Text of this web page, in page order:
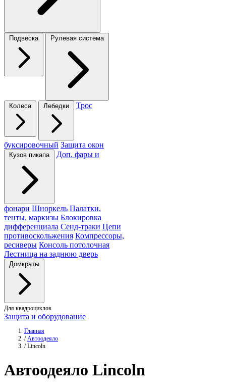
Подвеска Рулевая система
Колеса Лебедки Трос
буксировочный Защита окон
Кузов пикапа Доп. фары и
фонари Шноркель Палатки,
тенты, маркизы Блокировка
дифференциала Сенд-траки Цепи
противоскольжения Компрессоры,
ресиверы Консоль потолочная
Лестница на заднюю дверь
Домкраты
Для квадроциклов
Защита и оборудование
Главная
/ Автоодеяло
/ Lincoln
Автоодеяло Lincoln